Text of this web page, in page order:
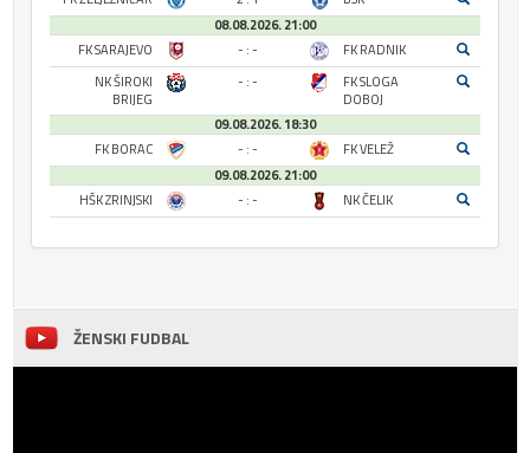
08.08.2026. 21:00
FK SARAJEVO
- : -
FK RADNIK
NK ŠIROKI
BRIJEG
- : -
FK SLOGA
DOBOJ
09.08.2026. 18:30
FK BORAC
- : -
FK VELEŽ
09.08.2026. 21:00
HŠK ZRINJSKI
- : - NK ČELIK
ŽENSKI FUDBAL